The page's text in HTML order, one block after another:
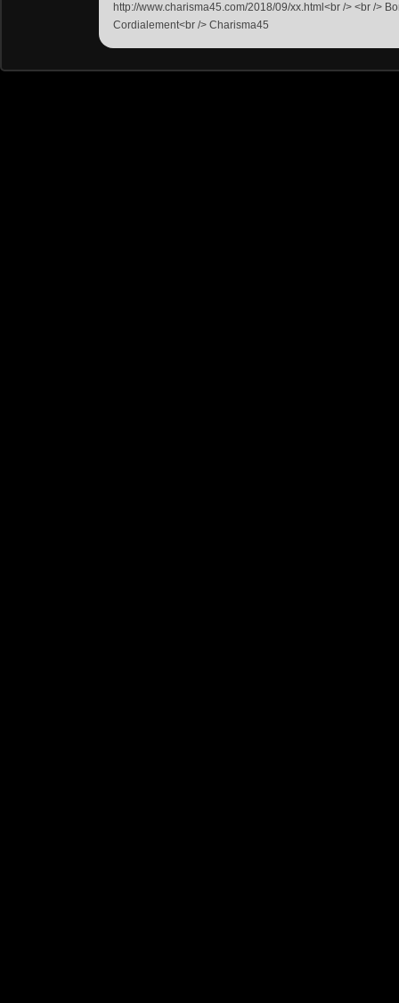
http://www.charisma45.com/2018/09/xx.html<br /> <br />
Cordialement<br /> Charisma45